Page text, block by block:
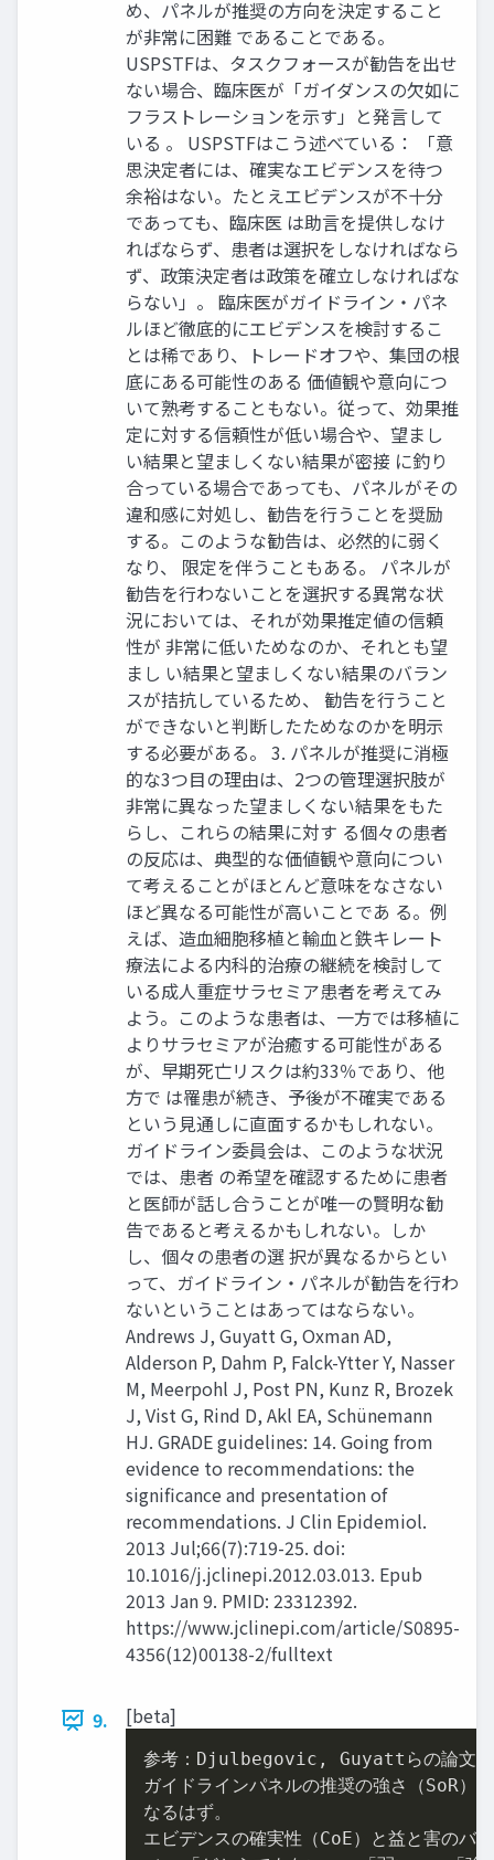
め、パネルが推奨の方向を決定すること
が非常に困難 であることである。
USPSTFは、タスクフォースが勧告を出せ
ない場合、臨床医が「ガイダンスの欠如に
フラストレーションを示す」と発言して
いる 。 USPSTFはこう述べている： 「意
思決定者には、確実なエビデンスを待つ
余裕はない。たとえエビデンスが不十分
であっても、臨床医 は助言を提供しなけ
ればならず、患者は選択をしなければなら
ず、政策決定者は政策を確立しなければな
らない」。 臨床医がガイドライン・パネ
ルほど徹底的にエビデンスを検討するこ
とは稀であり、トレードオフや、集団の根
底にある可能性のある 価値観や意向につ
いて熟考することもない。従って、効果推
定に対する信頼性が低い場合や、望まし
い結果と望ましくない結果が密接 に釣り
合っている場合であっても、パネルがその
違和感に対処し、勧告を行うことを奨励
する。このような勧告は、必然的に弱く
なり、 限定を伴うこともある。 パネルが
勧告を行わないことを選択する異常な状
況においては、それが効果推定値の信頼
性が 非常に低いためなのか、それとも望
まし い結果と望ましくない結果のバラン
スが拮抗しているため、 勧告を行うこと
ができないと判断したためなのかを明示
する必要がある。 3. パネルが推奨に消極
的な3つ目の理由は、2つの管理選択肢が
非常に異なった望ましくない結果をもた
らし、これらの結果に対す る個々の患者
の反応は、典型的な価値観や意向につい
て考えることがほとんど意味をなさない
ほど異なる可能性が高いことであ る。例
えば、造血細胞移植と輸血と鉄キレート
療法による内科的治療の継続を検討して
いる成人重症サラセミア患者を考えてみ
よう。このような患者は、一方では移植に
よりサラセミアが治癒する可能性がある
が、早期死亡リスクは約33％であり、他
方で は罹患が続き、予後が不確実である
という見通しに直面するかもしれない。
ガイドライン委員会は、このような状況
では、患者 の希望を確認するために患者
と医師が話し合うことが唯一の賢明な勧
告であると考えるかもしれない。しか
し、個々の患者の選 択が異なるからとい
って、ガイドライン・パネルが勧告を行わ
ないということはあってはならない。
Andrews J, Guyatt G, Oxman AD,
Alderson P, Dahm P, Falck-Ytter Y, Nasser
M, Meerpohl J, Post PN, Kunz R, Brozek
J, Vist G, Rind D, Akl EA, Schünemann
HJ. GRADE guidelines: 14. Going from
evidence to recommendations: the
significance and presentation of
recommendations. J Clin Epidemiol.
2013 Jul;66(7):719-25. doi:
10.1016/j.jclinepi.2012.03.013. Epub
2013 Jan 9. PMID: 23312392.
https://www.jclinepi.com/article/S0895-
4356(12)00138-2/fulltext
9. [beta]
参考：Djulbegovic, Guyattらの論文よ
ガイドラインパネルの推奨の強さ（SoR）
なるはず。